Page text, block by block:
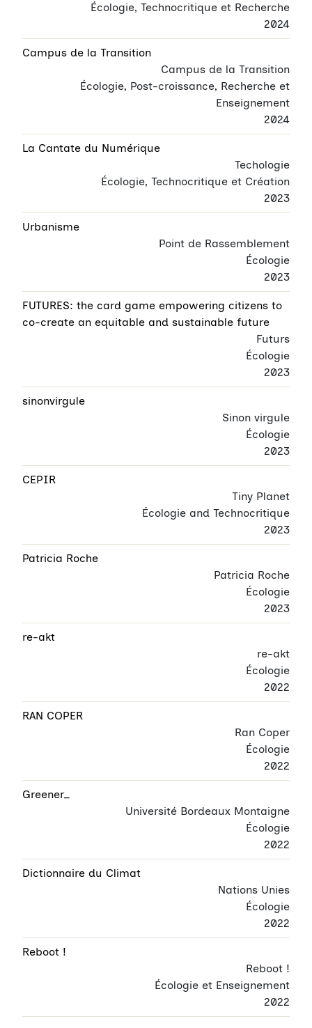
Écologie, Technocritique et Recherche
2024
Campus de la Transition
Campus de la Transition
Écologie, Post-croissance, Recherche et
Enseignement
2024
La Cantate du Numérique
Techologie
Écologie, Technocritique et Création
2023
Urbanisme
Point de Rassemblement
Écologie
2023
FUTURES: the card game empowering citizens to
co-create an equitable and sustainable future
Futurs
Écologie
2023
sinonvirgule
Sinon virgule
Écologie
2023
CEPIR
Tiny Planet
Écologie and Technocritique
2023
Patricia Roche
Patricia Roche
Écologie
2023
re-akt
re-akt
Écologie
2022
RAN COPER
Ran Coper
Écologie
2022
Greener_
Université Bordeaux Montaigne
Écologie
2022
Dictionnaire du Climat
Nations Unies
Écologie
2022
Reboot !
Reboot !
Écologie et Enseignement
2022